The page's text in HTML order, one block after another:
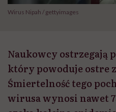
Wirus Nipah / gettyimages
Naukowcy ostrzegają
który powoduje ostre
Śmiertelność tego
wirusa wynosi nawet